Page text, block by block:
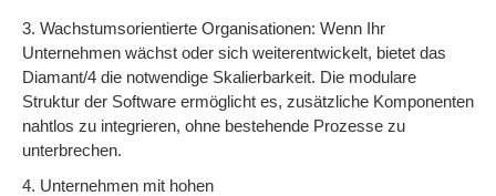
3. Wachstumsorientierte Organisationen: Wenn Ihr
Unternehmen wächst oder sich weiterentwickelt, bietet das
Diamant/4 die notwendige Skalierbarkeit. Die modulare
Struktur der Software ermöglicht es, zusätzliche Komponenten
nahtlos zu integrieren, ohne bestehende Prozesse zu
unterbrechen.
4. Unternehmen mit hohen